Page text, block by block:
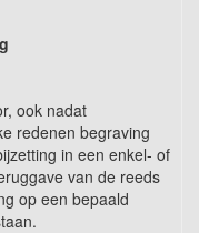
ook nadat
redenen begraving
in een enkel- of
van de reeds
op een bepaald